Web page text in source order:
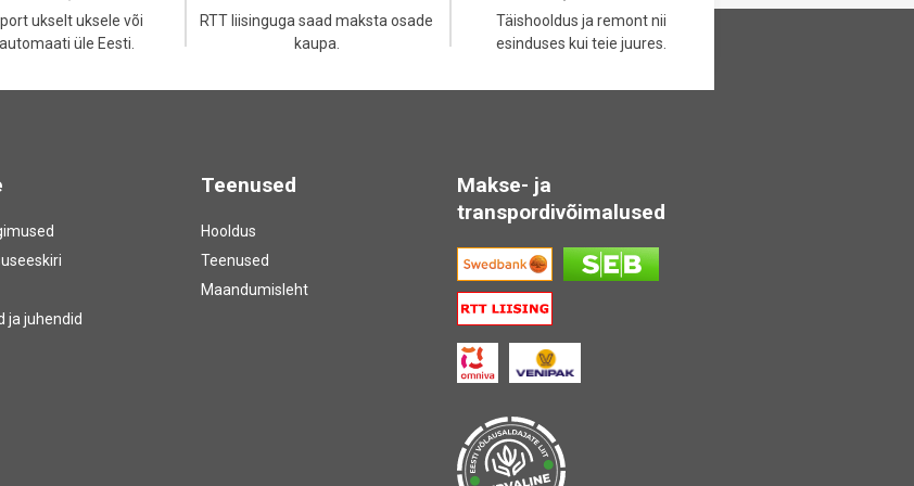
ukselt uksele või
üle Eesti.
RTT liisinguga saad maksta osade
kaupa.
Täishooldus ja remont nii
esinduses kui teie juures.
ja juhendid
Teenused
Hooldus
Teenused
Maandumisleht
Makse- ja
transpordivõimalused